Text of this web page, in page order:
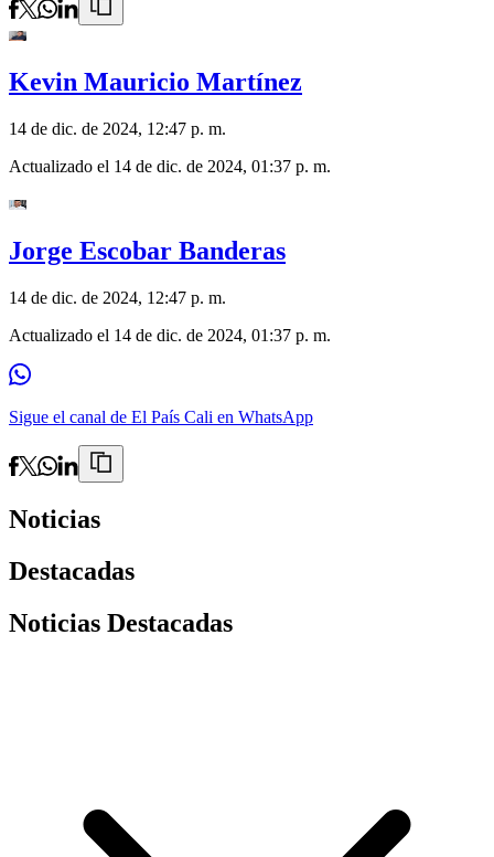
Kevin Mauricio Martínez
14 de dic. de 2024, 12:47 p. m.
Actualizado el 14 de dic. de 2024, 01:37 p. m.
Jorge Escobar Banderas
14 de dic. de 2024, 12:47 p. m.
Actualizado el 14 de dic. de 2024, 01:37 p. m.
Sigue el canal de El País Cali en WhatsApp
Noticias
Destacadas
Noticias Destacadas